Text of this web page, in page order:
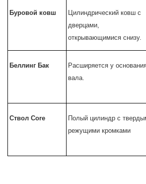
Буровой ковш
Цилиндрический ковш с
дверцами,
открывающимися снизу.
Беллинг Бак
Расширяется у
вала.
Ствол Core
Полый цилиндр с
режущими кромками